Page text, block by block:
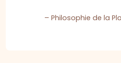
– Philosophie de la